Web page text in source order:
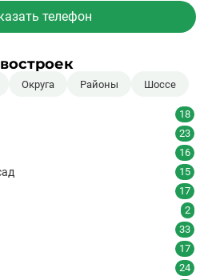
телефон
Округа Районы Шоссе
18
23
16
15
17
2
33
17
24